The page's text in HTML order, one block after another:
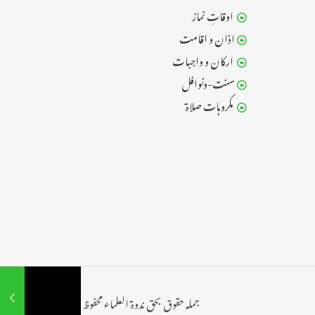
جمعہ
عیدین ،استسقاء،کسوف وخسوف
اوقاتِ نماز
اذان و اقامت
ارکان و واجبات
سنت-ونوافل
مکروہات صلاۃ
جملہ حقوق بحق ندوۃ العلماء محفوظ ۲۰۲۴©